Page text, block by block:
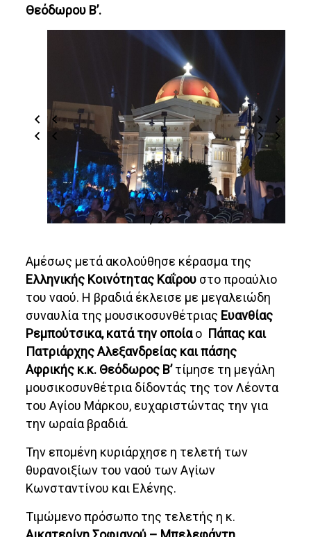
Θεόδωρου Β’.
1 / 26
Αμέσως μετά ακολούθησε κέρασμα της
Ελληνικής Κοινότητας Καΐρου στο προαύλιο
του ναού. Η βραδιά έκλεισε με μεγαλειώδη
συναυλία της μουσικοσυνθέτριας Ευανθίας
Ρεμπούτσικα, κατά την οποίαο Πάπας και
Πατριάρχης Αλεξανδρείας και πάσης
Αφρικής κ.κ. Θεόδωρος Β’τίμησε τη μεγάλη
μουσικοσυνθέτρια δίδοντάς της τον Λέοντα
του Αγίου Μάρκου, ευχαριστώντας την για
την ωραία βραδιά.
Την επομένη κυριάρχησε η τελετή των
θυρανοιξίων του ναού των Αγίων
Κωνσταντίνου και Ελένης.
Τιμώμενο πρόσωπο της τελετής η κ.